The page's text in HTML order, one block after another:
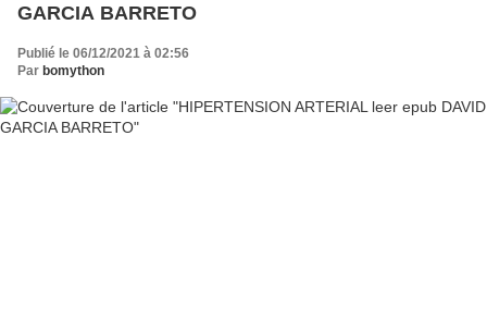
GARCIA BARRETO
Publié le 06/12/2021 à 02:56
Par bomython